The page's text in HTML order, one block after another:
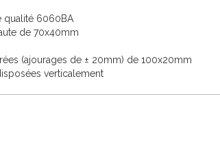
qualité 6060BA
de 70x40mm
(ajourages de ± 20mm) de 100x20mm
verticalement